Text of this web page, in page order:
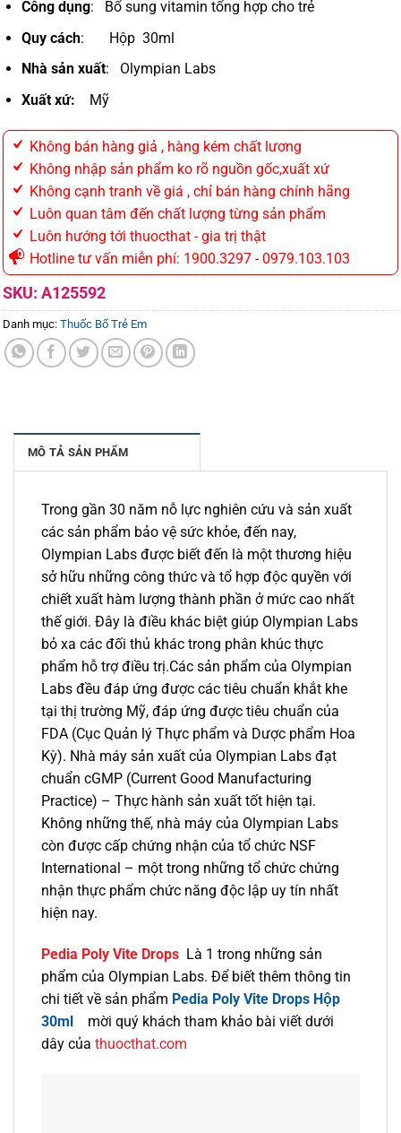
Công dụng: Bổ sung vitamin tổng hợp cho trẻ
Quy cách: Hộp 30ml
Nhà sản xuất: Olympian Labs
Xuất xứ: Mỹ
Không bán hàng giả , hàng kém chất lương
Không nhập sản phẩm ko rõ nguồn gốc,xuất xứ
Không cạnh tranh về giá , chỉ bán hàng chính hãng
Luôn quan tâm đến chất lượng từng sản phẩm
Luôn hướng tới thuocthat - gia trị thật
Hotline tư vấn miễn phí: 1900.3297 - 0979.103.103
SKU: A125592
Danh mục: Thuốc Bổ Trẻ Em
MÔ TẢ SẢN PHẨM
Trong gần 30 năm nỗ lực nghiên cứu và sản xuất
các sản phẩm bảo vệ sức khỏe, đến nay,
Olympian Labs được biết đến là một thương hiệu
sở hữu những công thức và tổ hợp độc quyền với
chiết xuất hàm lượng thành phần ở mức cao nhất
thế giới. Đây là điều khác biệt giúp Olympian Labs
bỏ xa các đối thủ khác trong phân khúc thực
phẩm hỗ trợ điều trị.Các sản phẩm của Olympian
Labs đều đáp ứng được các tiêu chuẩn khắt khe
tại thị trường Mỹ, đáp ứng được tiêu chuẩn của
FDA (Cục Quản lý Thực phẩm và Dược phẩm Hoa
Kỳ). Nhà máy sản xuất của Olympian Labs đạt
chuẩn cGMP (Current Good Manufacturing
Practice) – Thực hành sản xuất tốt hiện tại.
Không những thế, nhà máy của Olympian Labs
còn được cấp chứng nhận của tổ chức NSF
International – một trong những tổ chức chứng
nhận thực phẩm chức năng độc lập uy tín nhất
hiện nay.
Pedia Poly Vite Drops Là 1 trong những sản
phẩm của Olympian Labs. Để biết thêm thông tin
chi tiết về sản phẩm Pedia Poly Vite Drops Hộp
30ml
mời quý khách tham khảo bài viết dưới
dây của thuocthat.com